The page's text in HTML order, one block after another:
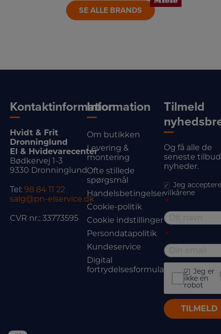
SE ALLE BRANDS
Kontaktinformation
Hvidt & Frit
Dronninglund
El & Hvidevarecenter
Bødkervej 1-3
9330 Dronninglund
Tel: 98 84 11 22
salg@pn-elservice.dk
CVR nr.: 33773595
Information
Om butikken
Levering &
montering
Ofte stillede
spørgsmål
Handelsbetingelser
Cookie-politik
Cookie indstillinger
Persondatapolitik
Kundeservice
Digital
fortrydelsesformular
Tilmeld
Og få alle de
seneste
nyheder.
Jeg
vilkårene
*
*
Jeg er
ikke en
robot